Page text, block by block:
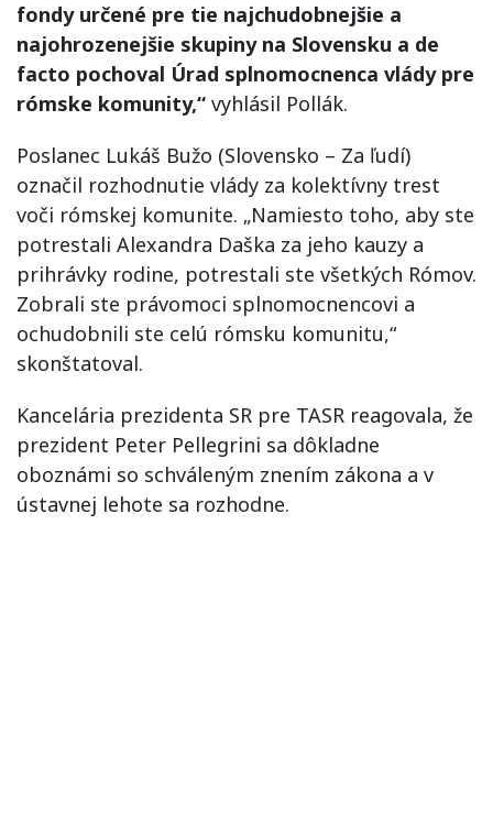
fondy určené pre tie najchudobnejšie a
najohrozenejšie skupiny na Slovensku a de
facto pochoval Úrad splnomocnenca vlády pre
rómske komunity,“ vyhlásil Pollák.
Poslanec Lukáš Bužo (Slovensko – Za ľudí)
označil rozhodnutie vlády za kolektívny trest
voči rómskej komunite. „Namiesto toho, aby ste
potrestali Alexandra Daška za jeho kauzy a
prihrávky rodine, potrestali ste všetkých Rómov.
Zobrali ste právomoci splnomocnencovi a
ochudobnili ste celú rómsku komunitu,“
skonštatoval.
Kancelária prezidenta SR pre TASR reagovala, že
prezident Peter Pellegrini sa dôkladne
oboznámi so schváleným znením zákona a v
ústavnej lehote sa rozhodne.